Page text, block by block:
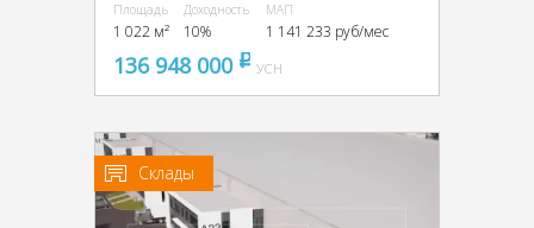
Площадь
1 022 м²
Доходность
10%
МАП
1 141 233 руб/мес
136 948 000 pуб
УСН
Склады